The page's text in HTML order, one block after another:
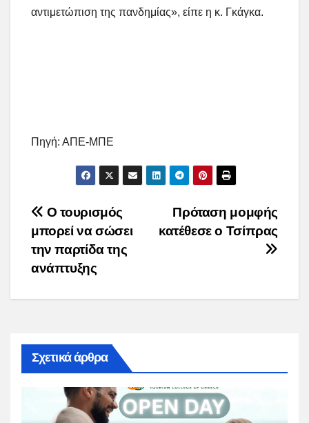
αντιμετώπιση της πανδημίας», είπε η κ. Γκάγκα.
Πηγή: ΑΠΕ-ΜΠΕ
Post
navigation
Πρόταση μομφής
κατέθεσε ο Τσίπρας
Ο τουρισμός
μπορεί να σώσει
την παρτίδα της
ανάπτυξης
Σχετικά άρθρα